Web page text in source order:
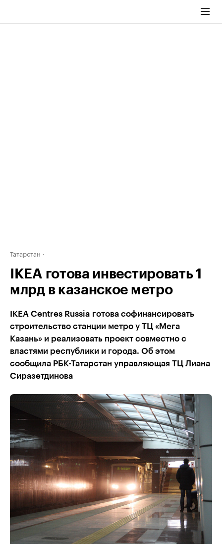
Татарстан
IKEA готова инвестировать 1
млрд в казанское метро
IKЕA Centres Russia готова софинансировать
строительство станции метро у ТЦ «Мега
Казань» и реализовать проект совместно с
властями республики и города. Об этом
сообщила РБК-Татарстан управляющая ТЦ Лиана
Сиразетдинова